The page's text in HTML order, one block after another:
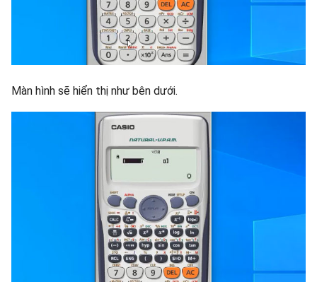
Màn hình sẽ hiển thị như bên dưới.